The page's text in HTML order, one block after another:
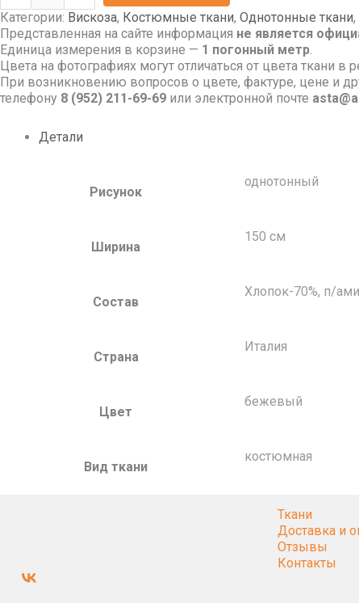
Категории: Вискоза, Костюмные ткани, Однотонные ткани,
Представленная на сайте информация не является
Единица измерения в корзине — 1 погонный метр.
Цвета на фотографиях могут отличаться от цвета ткани в
При возникновению вопросов о цвете, фактуре, цене и
телефону 8 (952) 211-69-69 или электронной почте
Детали
Рисунок
однотонный
Ширина
150 см
Состав
Хлопок-70%, п/
Страна
Италия
Цвет
бежевый
Вид ткани
костюмная
Ткани
Доставка и
Отзывы
Контакты